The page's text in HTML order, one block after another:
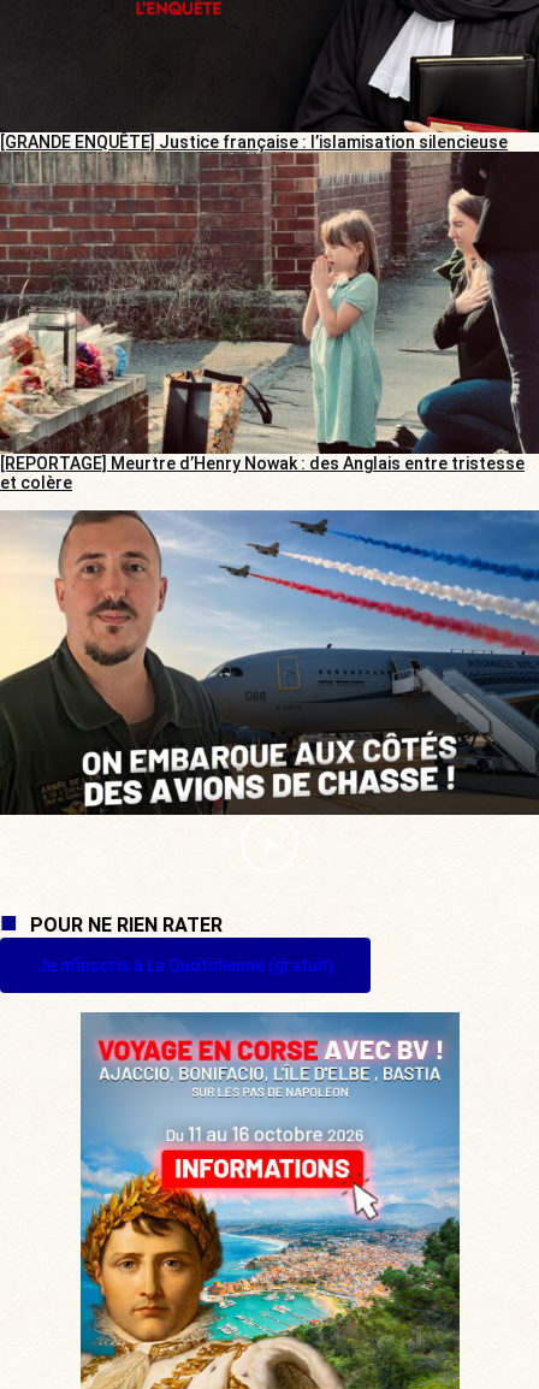
[GRANDE ENQUÊTE] Justice française : l’islamisation silencieuse
[REPORTAGE] Meurtre d’Henry Nowak : des Anglais entre tristesse
et colère
POUR NE RIEN RATER
Je m'inscris à La Quotidienne (gratuit)